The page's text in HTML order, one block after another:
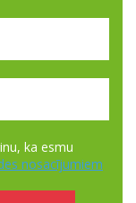
ka esmu
nosacījumiem